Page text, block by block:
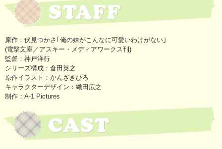
原作：伏見つかさ｢俺の妹がこんなに可愛いわけがない｣
(電撃文庫／アスキー・メディアワークス刊)
監督：神戸洋行
シリーズ構成：倉田英之
原作イラスト：かんざきひろ
キャラクターデザイン：織田広之
制作：A-1 Pictures